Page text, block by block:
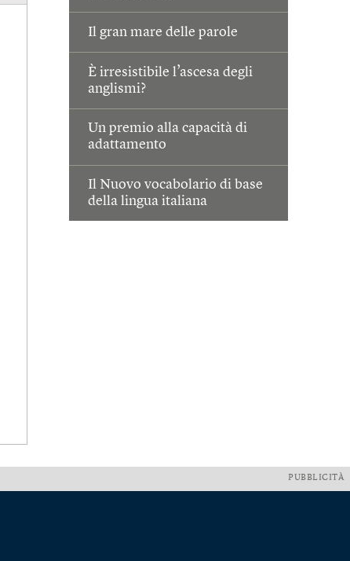
Il gran mare delle parole
È irresistibile l’ascesa degli
anglismi?
Un premio alla capacità di
adattamento
Il Nuovo vocabolario di base
della lingua italiana
PUBBLICITÀ